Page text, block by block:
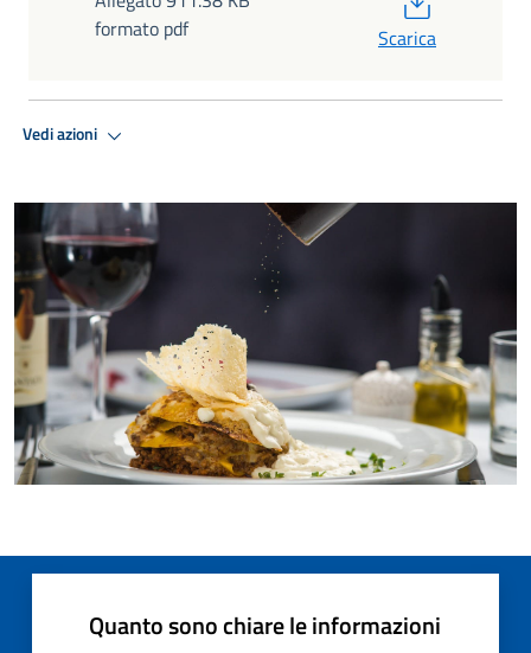
formato pdf
Scarica
Vedi azioni
Quanto sono chiare le informazioni